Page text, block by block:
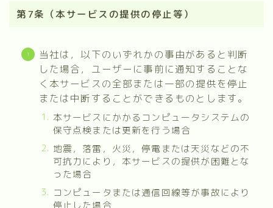
第7条（本サービスの提供の停止等）
当社は，以下のいずれかの事由があると判断
した場合，ユーザーに事前に通知することな
く本サービスの全部または一部の提供を停止
または中断することができるものとします。
本サービスにかかるコンピュータシステムの
保守点検または更新を行う場合
地震，落雷，火災，停電または天災などの不
可抗力により，本サービスの提供が困難とな
った場合
コンピュータまたは通信回線等が事故により
停止した場合